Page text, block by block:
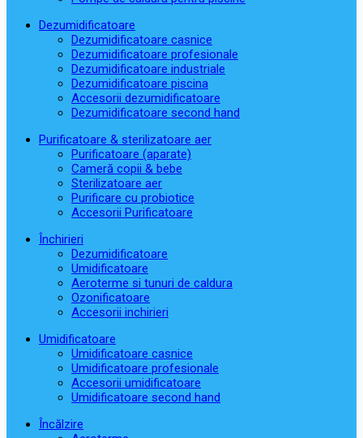
Dezumidificatoare
Dezumidificatoare casnice
Dezumidificatoare profesionale
Dezumidificatoare industriale
Dezumidificatoare piscina
Accesorii dezumidificatoare
Dezumidificatoare second hand
Purificatoare & sterilizatoare aer
Purificatoare (aparate)
Cameră copii & bebe
Sterilizatoare aer
Purificare cu probiotice
Accesorii Purificatoare
Închirieri
Dezumidificatoare
Umidificatoare
Aeroterme si tunuri de caldura
Ozonificatoare
Accesorii inchirieri
Umidificatoare
Umidificatoare casnice
Umidificatoare profesionale
Accesorii umidificatoare
Umidificatoare second hand
Încălzire